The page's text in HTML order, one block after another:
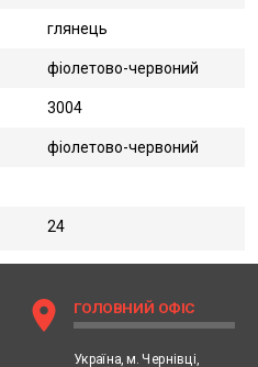
глянець
фіолетово-червоний
3004
фіолетово-червоний
24
location_on ГОЛОВНИЙ ОФІС
Україна, м. Чернівці,